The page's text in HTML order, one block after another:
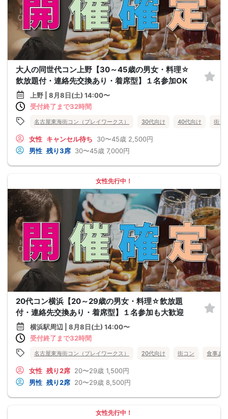
大人の同世代コン上野【30～45歳の男女・料理☆
飲放題付・連絡先交換あり・着席型】１名参加OK
上野 | 8月8日(土) 14:00〜
受付終了まで32時間
名古屋東海街コン（プレイワークス） 30代向け 40代向け 街コ
女性 キャンセル待ち 30〜45歳 2,500円
男性 残り3席 30〜45歳 7,000円
女性先行中！
20代コン横浜【20～29歳の男女・料理☆飲放題
付・連絡先交換あり・着席型】１名参加も大歓迎
横浜駅周辺 | 8月8日(土) 14:00〜
受付終了まで32時間
名古屋東海街コン（プレイワークス） 20代向け 街コン 食事あ
女性 残り2席 20〜29歳 1,500円
男性 残り2席 20〜29歳 8,500円
女性先行中！